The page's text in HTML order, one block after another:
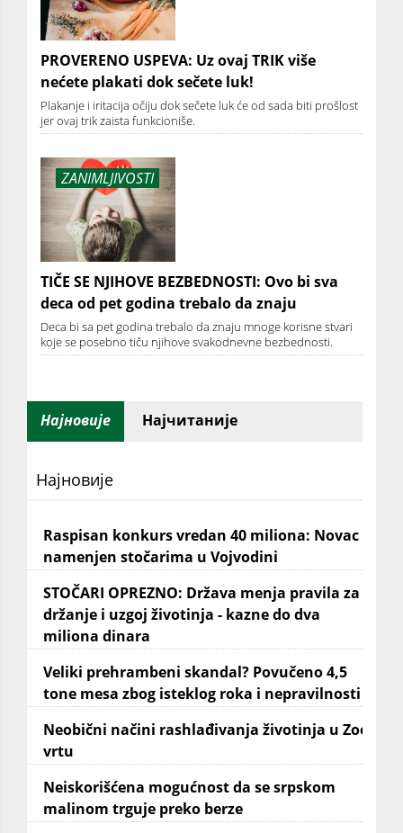
PROVERENO USPEVA: Uz ovaj TRIK više
nećete plakati dok sečete luk!
Plakanje i iritacija očiju dok sečete luk će od sada biti prošlost
jer ovaj trik zaista funkcioniše.
ZANIMLJIVOSTI
TIČE SE NJIHOVE BEZBEDNOSTI: Ovo bi sva
deca od pet godina trebalo da znaju
Deca bi sa pet godina trebalo da znaju mnoge korisne stvari
koje se posebno tiču njihove svakodnevne bezbednosti.
Најновије Најчитаније
Најновије
Raspisan konkurs vredan 40 miliona: Novac
namenjen stočarima u Vojvodini
STOČARI OPREZNO: Država menja pravila za
držanje i uzgoj životinja - kazne do dva
miliona dinara
Veliki prehrambeni skandal? Povučeno 4,5
tone mesa zbog isteklog roka i nepravilnosti
Neobični načini rashlađivanja životinja u Zoo
vrtu
Neiskorišćena mogućnost da se srpskom
malinom trguje preko berze